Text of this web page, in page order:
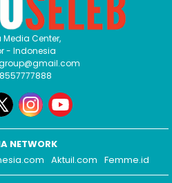
Center,
- Indonesia
NETWORK
Aktuil.com Femme.id